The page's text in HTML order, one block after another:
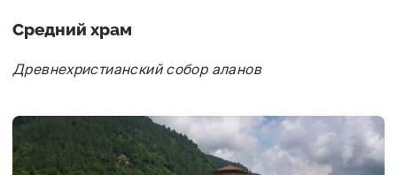
Средний храм
Древнехристианский собор аланов